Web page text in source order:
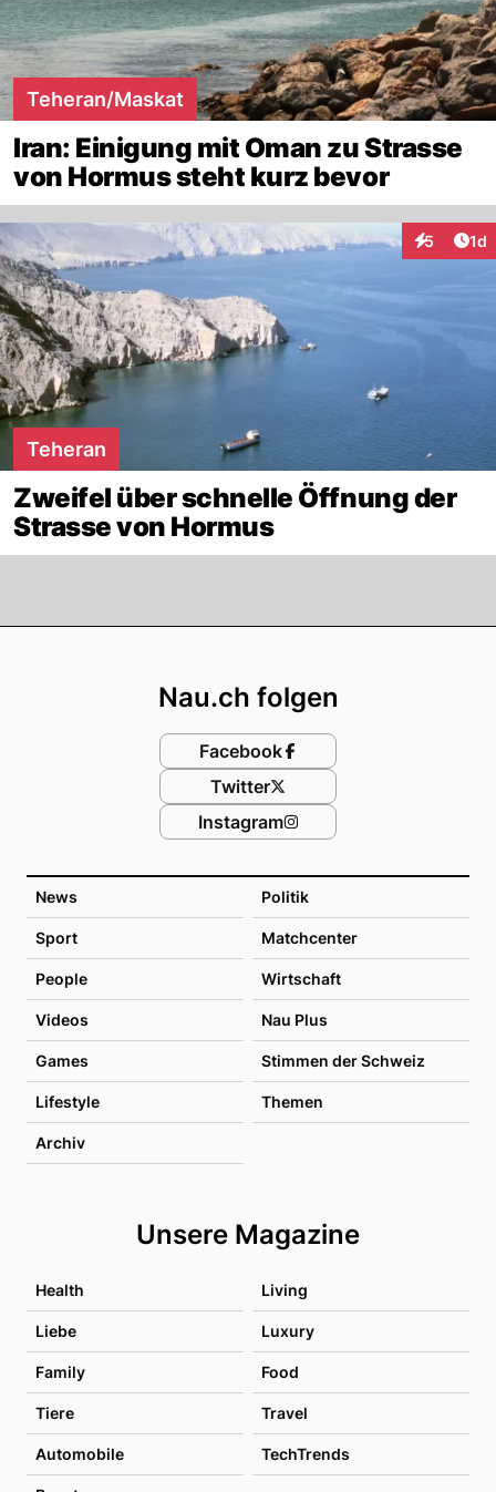
Teheran/Maskat
Iran: Einigung mit Oman zu Strasse
von Hormus steht kurz bevor
5 1d
Teheran
Zweifel über schnelle Öffnung der
Strasse von Hormus
News Politik
Sport Matchcenter
People Wirtschaft
Videos Nau Plus
Games Stimmen der Schweiz
Lifestyle Themen
Archiv
Unsere Magazine
Health Living
Liebe Luxury
Family Food
Tiere Travel
Automobile TechTrends
Nau.ch folgen
Facebook
Twitter
Instagram